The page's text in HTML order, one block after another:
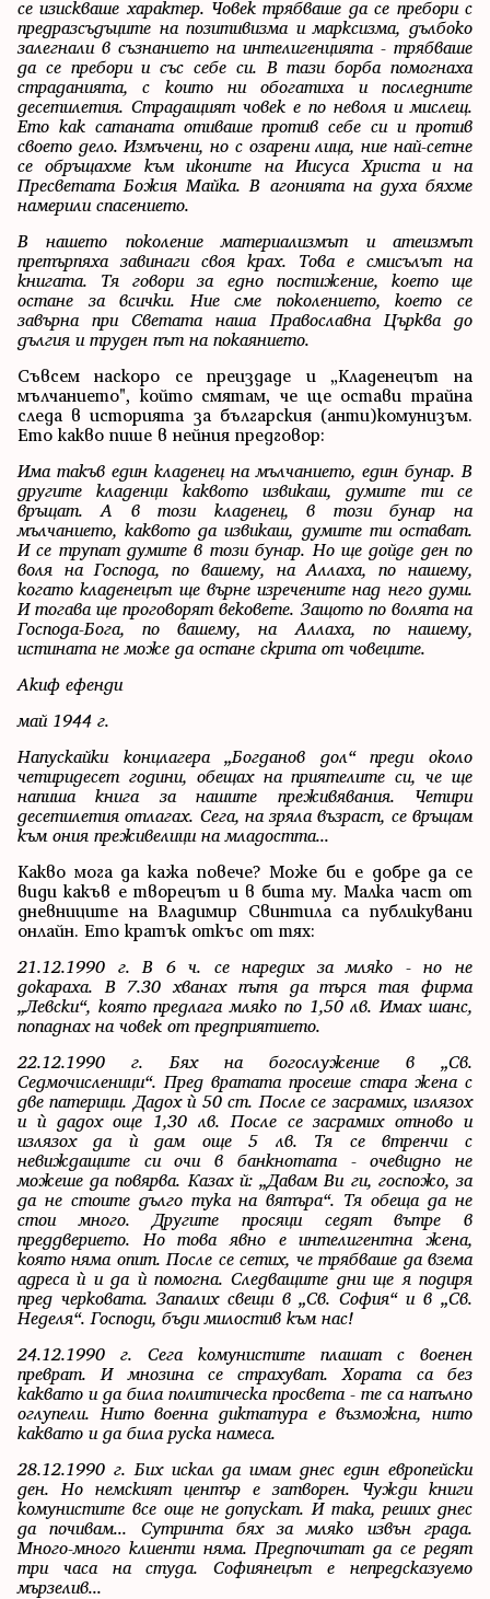
се изискваше характер. Човек трябваше да се пребори с
предразсъдъците на позитивизма и марксизма, дълбоко
залегнали в съзнанието на интелигенцията - трябваше
да се пребори и със себе си. В тази борба помогнаха
страданията, с които ни обогатиха и последните
десетилетия. Страдащият човек е по неволя и мислещ.
Ето как сатаната отиваше против себе си и против
своето дело. Измъчени, но с озарени лица, ние най-сетне
се обръщахме към иконите на Иисуса Христа и на
Пресветата Божия Майка. В агонията на духа бяхме
намерили спасението.
В нашето поколение материализмът и атеизмът
претърпяха завинаги своя крах. Това е смисълът на
книгата. Тя говори за едно постижение, което ще
остане за всички. Ние сме поколението, което се
завърна при Светата наша Православна Църква до
дългия и труден път на покаянието.
Съвсем наскоро се преиздаде и „Кладенецът на
мълчанието", който смятам, че ще остави трайна
следа в историята за българския (анти)комунизъм.
Ето какво пише в нейния предговор:
Има такъв един кладенец на мълчанието, един бунар. В
другите кладенци каквото извикаш, думите ти се
връщат. А в този кладенец, в този бунар на
мълчанието, каквото да извикаш, думите ти остават.
И се трупат думите в този бунар. Но ще дойде ден по
воля на Господа, по вашему, на Аллаха, по нашему,
когато кладенецът ще върне изречените над него думи.
И тогава ще проговорят вековете. Защото по волята на
Господа-Бога, по вашему, на Аллаха, по нашему,
истината не може да остане скрита от човеците.
Акиф ефенди
май 1944 г.
Напускайки концлагера „Богданов дол“ преди около
четиридесет години, обещах на приятелите си, че ще
напиша книга за нашите преживявания. Четири
десетилетия отлагах. Сега, на зряла възраст, се връщам
към ония преживелици на младостта...
Какво мога да кажа повече? Може би е добре да се
види какъв е творецът и в бита му. Малка част от
дневниците на Владимир Свинтила са публикувани
онлайн. Ето кратък откъс от тях:
21.12.1990 г. В 6 ч. се наредих за мляко - но не
докараха. В 7.30 хванах пътя да търся тая фирма
„Левски“, която предлага мляко по 1,50 лв. Имах шанс,
попаднах на човек от предприятието.
22.12.1990 г. Бях на богослужение в „Св.
Седмочисленици“. Пред вратата просеше стара жена с
две патерици. Дадох ѝ 50 ст. После се засрамих, излязох
и ѝ дадох още 1,30 лв. После се засрамих отново и
излязох да ѝ дам още 5 лв. Тя се втренчи с
невиждащите си очи в банкнотата - очевидно не
можеше да повярва. Казах й: „Давам Ви ги, госпожо, за
да не стоите дълго тука на вятъра“. Тя обеща да не
стои много. Другите просяци седят вътре в
преддверието. Но това явно е интелигентна жена,
която няма опит. После се сетих, че трябваше да взема
адреса ѝ и да ѝ помогна. Следващите дни ще я подиря
пред черковата. Запалих свещи в „Св. София“ и в „Св.
Неделя“. Господи, бъди милостив към нас!
24.12.1990 г. Сега комунистите плашат с военен
преврат. И мнозина се страхуват. Хората са без
каквато и да била политическа просвета - те са напълно
оглупели. Нито военна диктатура е възможна, нито
каквато и да била руска намеса.
28.12.1990 г. Бих искал да имам днес един европейски
ден. Но немският център е затворен. Чужди книги
комунистите все още не допускат. И така, реших днес
да почивам... Сутринта бях за мляко извън града.
Много-много клиенти няма. Предпочитат да се редят
три часа на студа. Софиянецът е непредсказуемо
мързелив...